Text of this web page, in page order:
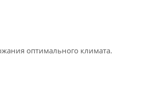
оптимального климата.